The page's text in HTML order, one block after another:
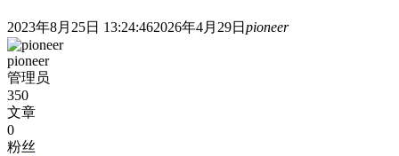
2023年8月25日 13:24:462026年4月29日 pioneer
pioneer
管理员
350
文章
0
粉丝